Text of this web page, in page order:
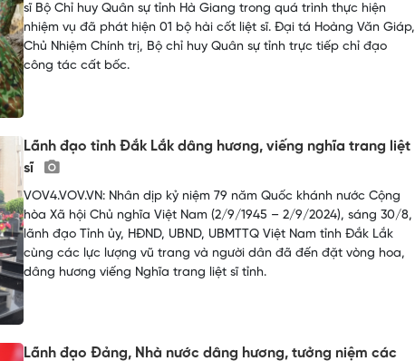
sĩ Bộ Chỉ huy Quân sự tỉnh Hà Giang trong quá trình thực hiện
nhiệm vụ đã phát hiện 01 bộ hài cốt liệt sĩ. Đại tá Hoàng Văn Giáp,
Chủ Nhiệm Chính trị, Bộ chỉ huy Quân sự tỉnh trực tiếp chỉ đạo
công tác cất bốc.
Lãnh đạo tỉnh Đắk Lắk dâng hương, viếng nghĩa trang liệt
sĩ
VOV4.VOV.VN: Nhân dịp kỷ niệm 79 năm Quốc khánh nước Cộng
hòa Xã hội Chủ nghĩa Việt Nam (2/9/1945 – 2/9/2024), sáng 30/8,
lãnh đạo Tỉnh ủy, HĐND, UBND, UBMTTQ Việt Nam tỉnh Đắk Lắk
cùng các lực lượng vũ trang và người dân đã đến đặt vòng hoa,
dâng hương viếng Nghĩa trang liệt sĩ tỉnh.
Lãnh đạo Đảng, Nhà nước dâng hương, tưởng niệm các